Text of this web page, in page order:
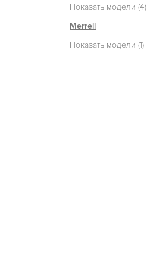
Показать модели (4)
Merrell
Показать модели (1)